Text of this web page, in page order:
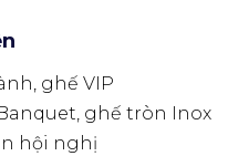
ghế VIP
ghế tròn Inox
hội nghị